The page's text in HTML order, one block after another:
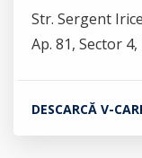
Str. Sergent
Ap. 81, Sector
DESCARCĂ V-